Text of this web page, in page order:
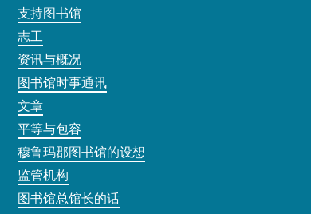
支持图书馆
志工
资讯与概况
图书馆时事通讯
文章
平等与包容
穆鲁玛郡图书馆的设想
监管机构
图书馆总馆长的话